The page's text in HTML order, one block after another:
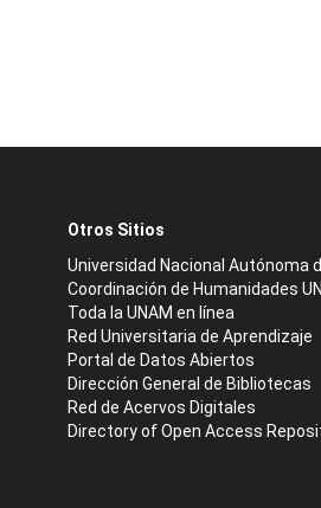
Otros Sitios
Universidad Nacional Autónoma
Coordinación de Humanidades
Toda la UNAM en línea
Red Universitaria de Aprendizaje
Portal de Datos Abiertos
Dirección General de Bibliotecas
Red de Acervos Digitales
Directory of Open Access